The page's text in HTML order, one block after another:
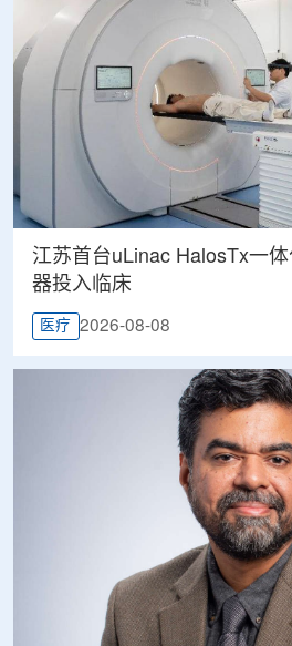
江苏首台uLinac HalosTx一
器投入临床
医疗 2026-08-08